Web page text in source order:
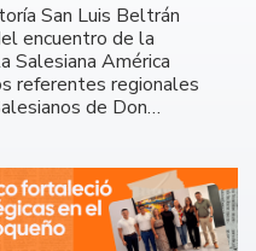
San Luis Beltrán
encuentro de la
Salesiana América
referentes regionales
de Don…